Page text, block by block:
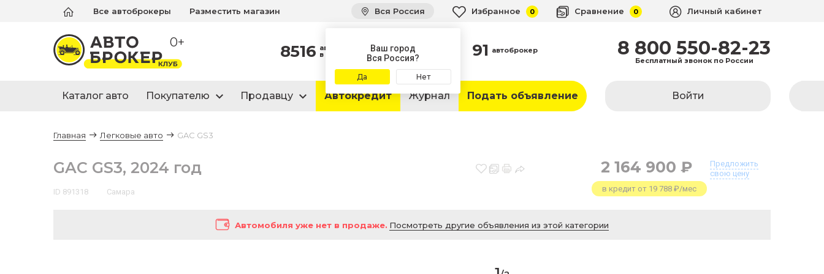
Все автоброкеры Разместить магазин Вся Россия
Ваш город
Вся Россия?
Да Нет
Избранное 0 Сравнение 0 Личный кабинет
0+ 8516 автомобилей
в продаже 91 автоброкер 8 800 550-82-23
Бесплатный звонок по России
Каталог авто Покупателю Продавцу Автокредит Журнал Подать объявление Войти
Главная Легковые авто GAC GS3
GAC GS3, 2024 год
ID 891318 Самара
2 164 900 ₽
Предложить
свою цену
в кредит от 19 788 ₽/мес
Автомобиля уже нет в продаже. Посмотреть другие объявления из этой категории